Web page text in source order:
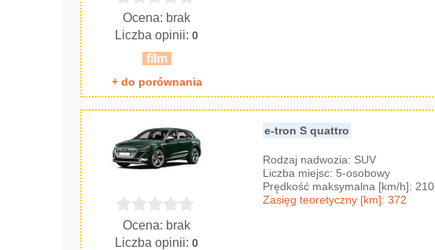
Ocena: brak
Liczba opinii:0
film
+ do porównania
e-tron S quattro
Ocena: brak
Liczba opinii:0
Rodzaj nadwozia: SUV
Liczba miejsc: 5-osobowy
Prędkość maksymalna [km/h]: 210
Zasięg teoretyczny [km]: 372